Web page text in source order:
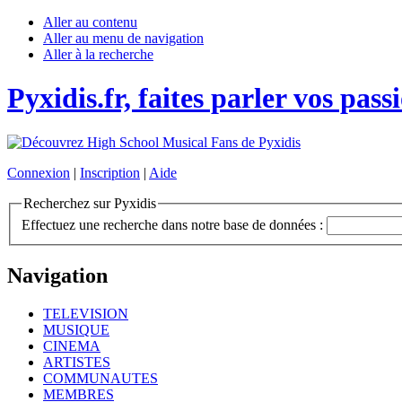
Aller au contenu
Aller au menu de navigation
Aller à la recherche
Pyxidis.fr, faites parler vos
Connexion | Inscription | Aide
Recherchez sur Pyxidis
Effectuez une recherche dans notre base de données :
Navigation
TELEVISION
MUSIQUE
CINEMA
ARTISTES
COMMUNAUTES
MEMBRES